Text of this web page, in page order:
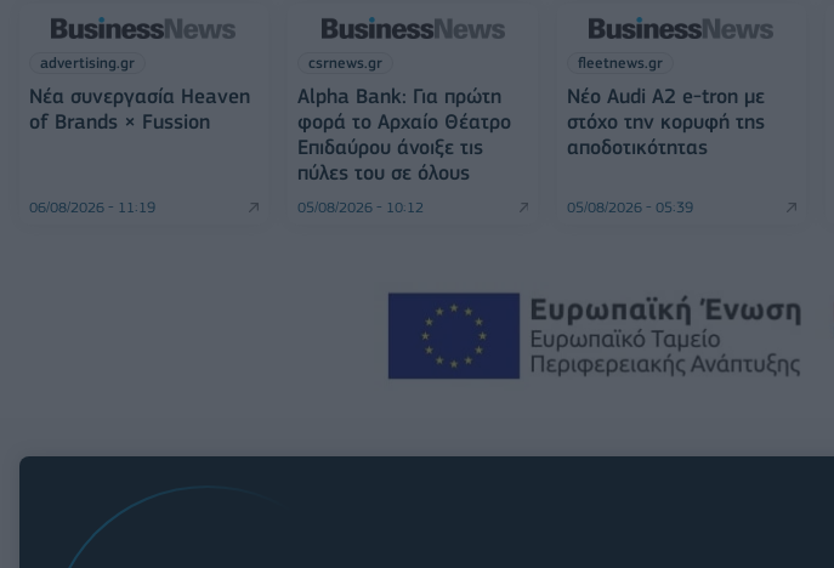
advertising.gr
Νέα συνεργασία Heaven
of Brands × Fussion
06/08/2026 - 11:19
csrnews.gr
Alpha Bank: Για πρώτη
φορά το Αρχαίο Θέατρο
Επιδαύρου άνοιξε τις
πύλες του σε όλους
05/08/2026 - 10:12
fleetnews.gr
Νέο Audi A2 e-tron με
στόχο την κορυφή της
αποδοτικότητας
05/08/2026 - 05:39